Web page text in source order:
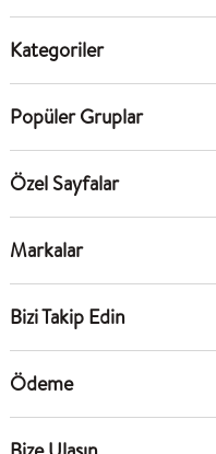
Kategoriler
Popüler Gruplar
Özel Sayfalar
Markalar
Bizi Takip Edin
Ödeme